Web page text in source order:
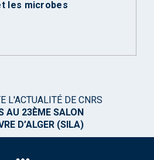
les microbes
L'ACTUALITÉ DE CNRS
AU 23ÈME SALON
D’ALGER (SILA)